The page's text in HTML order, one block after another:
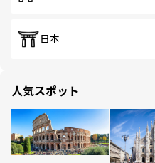
日本
人気スポット